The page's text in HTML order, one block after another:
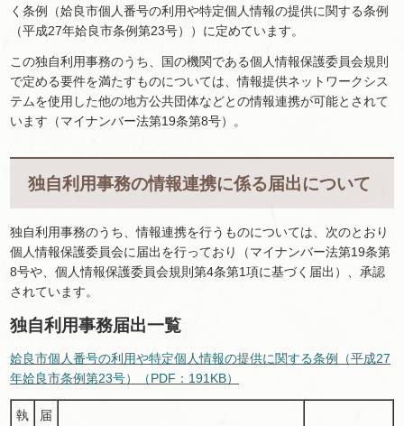
く条例（姶良市個人番号の利用や特定個人情報の提供に関する条例
（平成27年姶良市条例第23号））に定めています。
この独自利用事務のうち、国の機関である個人情報保護委員会規則
で定める要件を満たすものについては、情報提供ネットワークシス
テムを使用した他の地方公共団体などとの情報連携が可能とされて
います（マイナンバー法第19条第8号）。
独自利用事務の情報連携に係る届出について
独自利用事務のうち、情報連携を行うものについては、次のとおり
個人情報保護委員会に届出を行っており（マイナンバー法第19条第
8号や、個人情報保護委員会規則第4条第1項に基づく届出）、承認
されています。
独自利用事務届出一覧
姶良市個人番号の利用や特定個人情報の提供に関する条例（平成27
年姶良市条例第23号）（PDF：191KB）
執
届